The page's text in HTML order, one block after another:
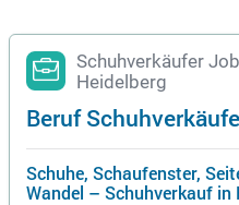
erblick und bleibst
m sorgst du für eine
ernimmst Lagertätigkeiten,
Schuhverkäufer
Heidelberg
Beruf
Schuhe, Schaufenster,
Wandel – Schuhverkauf in